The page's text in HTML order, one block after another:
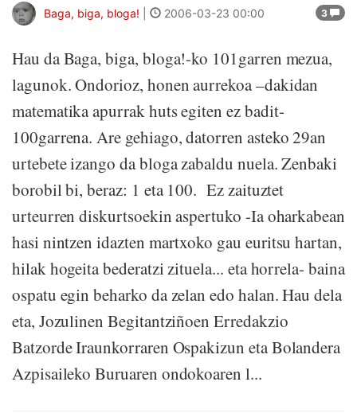
3
Baga, biga, bloga! 2006-03-23 00:00
Hau da Baga, biga, bloga!-ko 101garren mezua,
lagunok. Ondorioz, honen aurrekoa –dakidan
matematika apurrak huts egiten ez badit-
100garrena. Are gehiago, datorren asteko 29an
urtebete izango da bloga zabaldu nuela. Zenbaki
borobil bi, beraz: 1 eta 100. Ez zaituztet
urteurren diskurtsoekin aspertuko -Ia oharkabean
hasi nintzen idazten martxoko gau euritsu hartan,
hilak hogeita bederatzi zituela... eta horrela- baina
ospatu egin beharko da zelan edo halan. Hau dela
eta, Jozulinen Begitantziñoen Erredakzio
Batzorde Iraunkorraren Ospakizun eta Bolandera
Azpisaileko Buruaren ondokoaren l...